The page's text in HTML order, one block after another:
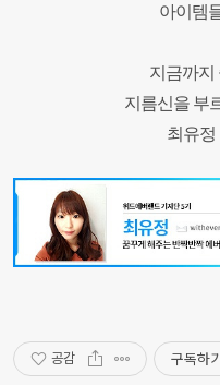
아이템
지금까지
지름신을 부
최유정
공감 구독하